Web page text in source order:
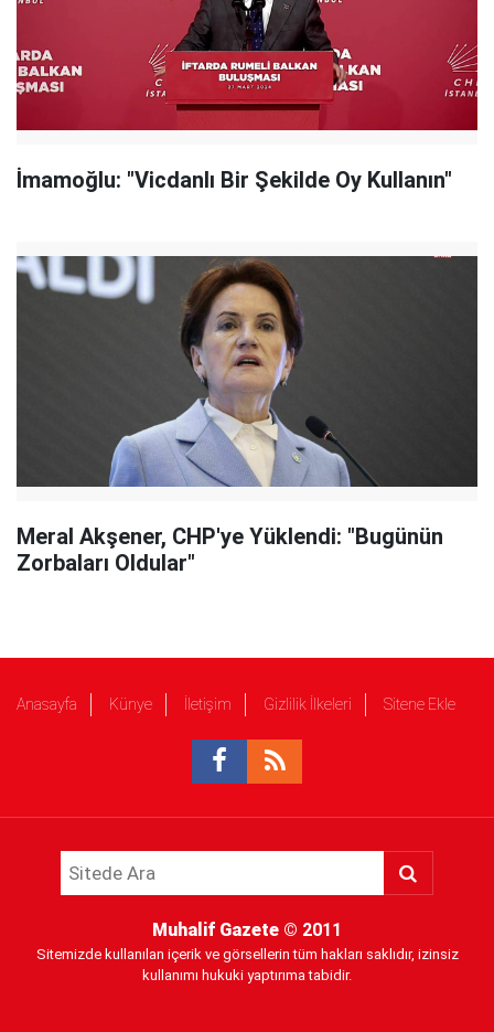
İmamoğlu: "Vicdanlı Bir Şekilde Oy Kullanın"
Meral Akşener, CHP'ye Yüklendi: "Bugünün
Zorbaları Oldular"
Anasayfa Künye İletişim Gizlilik İlkeleri Sitene Ekle
Muhalif Gazete © 2011
Sitemizde kullanılan içerik ve görsellerin tüm hakları saklıdır, izinsiz
kullanımı hukuki yaptırıma tabidir.